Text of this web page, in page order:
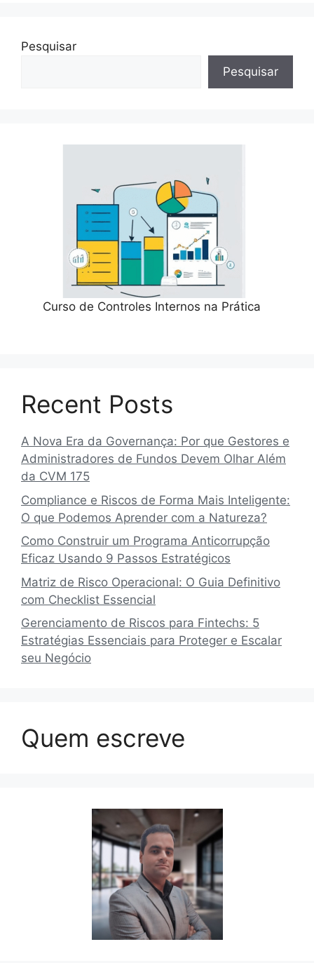
Pesquisar
Pesquisar
Curso de Controles Internos na Prática
Recent Posts
A Nova Era da Governança: Por que Gestores e
Administradores de Fundos Devem Olhar Além
da CVM 175
Compliance e Riscos de Forma Mais Inteligente:
O que Podemos Aprender com a Natureza?
Como Construir um Programa Anticorrupção
Eficaz Usando 9 Passos Estratégicos
Matriz de Risco Operacional: O Guia Definitivo
com Checklist Essencial
Gerenciamento de Riscos para Fintechs: 5
Estratégias Essenciais para Proteger e Escalar
seu Negócio
Quem escreve